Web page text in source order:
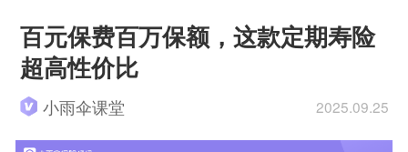
百元保费百万保额，这款定期寿险
超高性价比
小雨伞课堂 2025.09.25